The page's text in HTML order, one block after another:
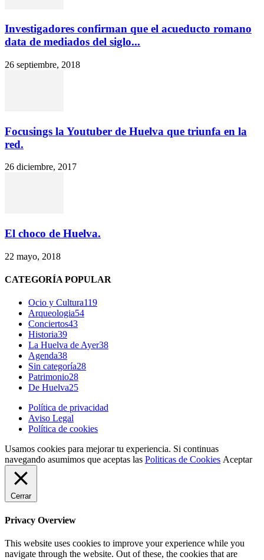
Investigadores confirman que el acueducto romano
data de mediados del siglo...
26 septiembre, 2018
Focusings la Youtuber de Huelva que triunfa en la
red.
26 diciembre, 2017
El choco de Huelva.
22 mayo, 2018
CATEGORÍA POPULAR
Ocio y Cultura119
Arqueologia54
Conciertos43
Historia39
La Huelva de Ayer38
Agenda38
Sin categoría28
Patrimonio28
De Huelva25
Política de privacidad
Aviso Legal
Política de cookies
Usamos cookies para mejorar tu experiencia. Si continuas
navegando asumimos que aceptas las Politicas de Cookies Aceptar
Cerrar
Privacy Overview
This website uses cookies to improve your experience while you
navigate through the website. Out of these, the cookies that are